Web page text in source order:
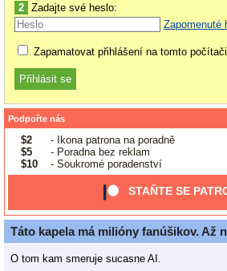
2 Zadajte své heslo:
Zapomenuté
Zapamatovat přihlášení na tomto počítači
Podpořte nás
$2
- Ikona patrona na poradně
$5
- Poradna bez reklam
$10
- Soukromé poradenství
STAŇTE SE
Táto kapela má milióny fanúšikov. Až
O tom kam smeruje sucasne AI.